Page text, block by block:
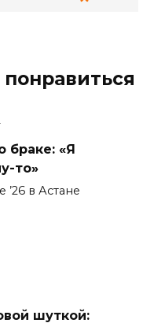
браке: «Я
то»
в Астане
шуткой: